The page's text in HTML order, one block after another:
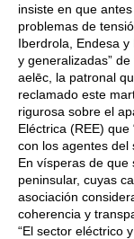
insiste en que
problemas de
Iberdrola, Endesa y
y generalizadas”
aelēc, la patronal
reclamado este
rigurosa sobre el
Eléctrica (REE)
con los agentes del
En vísperas de que
peninsular, cuyas
asociación
coherencia y
“El sector eléctrico